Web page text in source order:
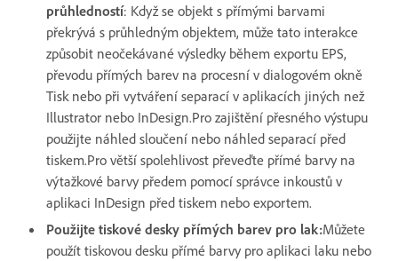
průhledností: Když se objekt s přímými barvami
překrývá s průhledným objektem, může tato interakce
způsobit neočekávané výsledky během exportu EPS,
převodu přímých barev na procesní v dialogovém okně
Tisk nebo při vytváření separací v aplikacích jiných než
Illustrator nebo InDesign.Pro zajištění přesného výstupu
použijte náhled sloučení nebo náhled separací před
tiskem.Pro větší spolehlivost převeďte přímé barvy na
výtažkové barvy předem pomocí správce inkoustů v
aplikaci InDesign před tiskem nebo exportem.
Použijte tiskové desky přímých barev pro lak:Můžete
použít tiskovou desku přímé barvy pro aplikaci laku nebo